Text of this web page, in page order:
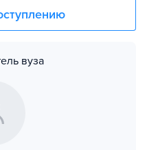
вуза